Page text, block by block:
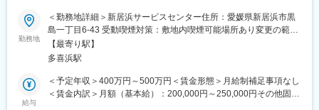
て取引先からの厚い信頼に加えて、各地域に支店、営業所を展開
しているため、抜群の安定基盤を誇ります。
■社風：
制が築かれております。また、社内研修、社内イベントなどにお
いて、各部署、各支店の社員と交流できるチャンスが多々用意さ
能な環境です／転勤なし】
■業務概要：
大型のトラック、商用車の整備を担当いただきます。
※車検がメインとなり、基本的には工場勤務です。外に行くことは
ほとんどありません。
勤務地
＜勤務地詳細＞新居浜サービスセンター住所：愛媛県新居浜市黒
島一丁目6-43 受動喫煙対策：敷地内喫煙可能場所あり変更の範
囲：無
【最寄り駅】
多喜浜駅
給与
＜予定年収＞400万円～500万円＜賃金形態＞月給制補足事項なし
＜賃金内訳＞月額（基本給）：200,000円～250,000円その他固定